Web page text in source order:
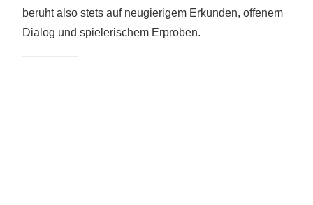
beruht also stets auf neugierigem Erkunden, offenem
Dialog und spielerischem Erproben.